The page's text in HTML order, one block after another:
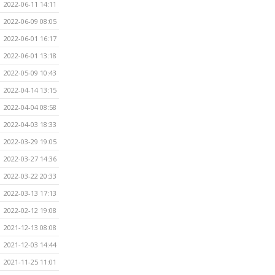
2022-06-11 14:11
2022-06-09 08:05
2022-06-01 16:17
2022-06-01 13:18
2022-05-09 10:43
2022-04-14 13:15
2022-04-04 08:58
2022-04-03 18:33
2022-03-29 19:05
2022-03-27 14:36
2022-03-22 20:33
2022-03-13 17:13
2022-02-12 19:08
2021-12-13 08:08
2021-12-03 14:44
2021-11-25 11:01